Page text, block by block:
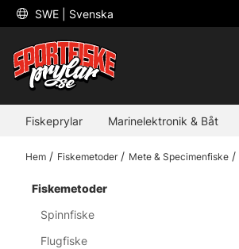
SWE | Svenska
Fiskeprylar Marinelektronik & Båt
Hem Fiskemetoder Mete & Specimenfiske
Fiskemetoder
Spinnfiske
Flugfiske